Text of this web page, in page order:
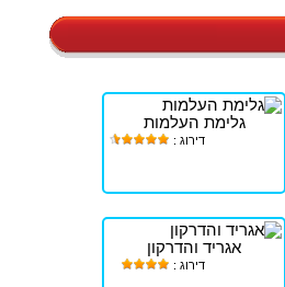
גלימת העלמות
דירוג :
אגריד והדרקון
דירוג :